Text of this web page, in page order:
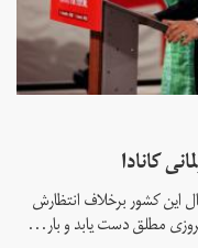
کانادا
این کشور برخلاف انتظارش
مطلق دست یابد و بار...